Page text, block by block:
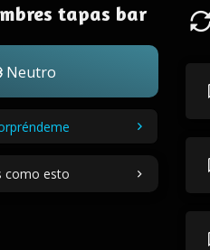
tapas bar
Neutro
como esto